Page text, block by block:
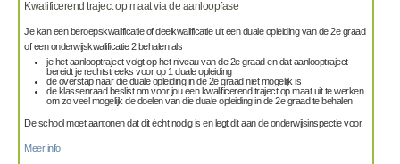
Kwalificerend traject op maat via de aanloopfase
Je kan een beroepskwalificatie of deelkwalificatie uit een duale opleiding van de 2e graad
of een onderwijskwalificatie 2 behalen als
je het aanlooptraject volgt op het niveau van de 2e graad en dat aanlooptraject
bereidt je rechtstreeks voor op 1 duale opleiding
de overstap naar die duale opleiding in de 2e graad niet mogelijk is
de klassenraad beslist om voor jou een kwalificerend traject op maat uit te werken
om zo veel mogelijk de doelen van die duale opleiding in de 2e graad te behalen
De school moet aantonen dat dit écht nodig is en legt dit aan de onderwijsinspectie voor.
Meer info